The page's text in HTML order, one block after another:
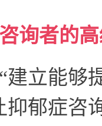
询者的
建立能够
抑郁症咨